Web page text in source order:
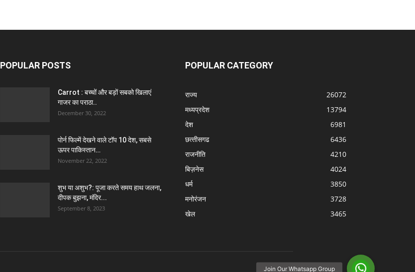
POPULAR POSTS
Carrot : बच्चों और बड़ों सबको खिलाएं
गाजर का पराठा..
December 30, 2022
पोर्न फिल्में देखने वाले टॉप 10 देश, सबसे
ऊपर पाकिस्तान…
November 22, 2022
शुभ या अशुभ?: पूजा करते समय हाथ जलना,
दीपक बुझना, मंदिर...
September 8, 2023
POPULAR CATEGORY
राज्‍य
26072
मध्यप्रदेश
13794
देश
6981
छत्‍तीसगढ
6436
राजनीति
4210
बिज़नेस
4024
धर्म
3850
मनोरंजन
3728
खेल
3465